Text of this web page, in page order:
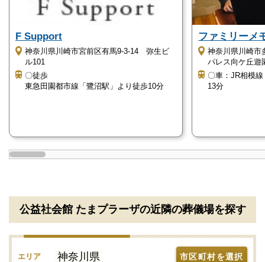
「東証プライム上場企業」が「株式会社公益社」の特
公益社会館 たまプラーザは、横浜市周辺で実績・満
足度の高い葬儀社で葬儀を執り行いたい方におすすめ
の斎場です。
そのため神道や無宗教、キリスト教など、どの宗教・
公益社会館 たまプラーザを運営する「株式会社公益
社」は、90年以上にわたり葬儀のサポートをしている
葬儀の実績が豊富なので、地域の慣習や宗派・宗旨に
F Support
神奈川県川崎市宮前区有馬9-3-14 弥生ビ
ル101
〇徒歩
東急田園都市線「鷺沼駅」より徒歩10分
ファミリーメ
神奈川県川崎市
パレス向ケ丘遊
〇車：JR相模
13分
公益社会館 たまプラーザの近隣の葬儀場を探す
エリア 神奈川県 市区町村を選択